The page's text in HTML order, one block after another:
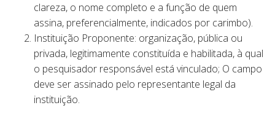
clareza, o nome completo e a função de quem
assina, preferencialmente, indicados por carimbo).
Instituição Proponente: organização, pública ou
privada, legitimamente constituída e habilitada, à qual
o pesquisador responsável está vinculado; O campo
deve ser assinado pelo representante legal da
instituição.